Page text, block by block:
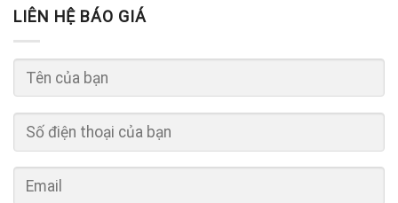
LIÊN HỆ BÁO GIÁ